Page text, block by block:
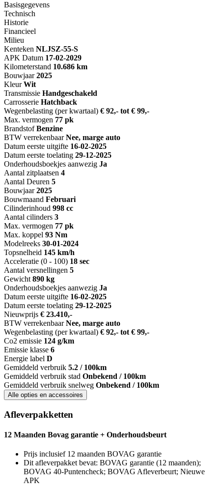
Basisgegevens
Technisch
Historie
Financieel
Milieu
Kenteken NLJSZ-55-S
APK Datum 17-02-2029
Kilometerstand 10.686 km
Bouwjaar 2025
Kleur Wit
Transmissie Handgeschakeld
Carrosserie Hatchback
Wegenbelasting (per kwartaal) € 92,- tot € 99,-
Max. vermogen 77 pk
Brandstof Benzine
BTW verrekenbaar Nee, marge auto
Datum eerste uitgifte 16-02-2025
Datum eerste toelating 29-12-2025
Onderhoudsboekjes aanwezig Ja
Aantal zitplaatsen 4
Aantal Deuren 5
Bouwjaar 2025
Bouwmaand Februari
Cilinderinhoud 998 cc
Aantal cilinders 3
Max. vermogen 77 pk
Max. koppel 93 Nm
Modelreeks 30-01-2024
Topsnelheid 145 km/h
Acceleratie (0 - 100) 18 sec
Aantal versnellingen 5
Gewicht 890 kg
Onderhoudsboekjes aanwezig Ja
Datum eerste uitgifte 16-02-2025
Datum eerste toelating 29-12-2025
Nieuwprijs € 23.410,-
BTW verrekenbaar Nee, marge auto
Wegenbelasting (per kwartaal) € 92,- tot € 99,-
Co2 emissie 124 g/km
Emissie klasse 6
Energie label D
Gemiddeld verbruik 5.2 / 100km
Gemiddeld verbruik stad Onbekend / 100km
Gemiddeld verbruik snelweg Onbekend / 100km
Alle opties en accessoires
Afleverpakketten
12 Maanden Bovag garantie + Onderhoudsbeurt
Prijs inclusief 12 maanden BOVAG garantie
Dit afleverpakket bevat: BOVAG garantie (12 maanden);
BOVAG 40-Puntencheck; BOVAG Afleverbeurt; Nieuwe
APK